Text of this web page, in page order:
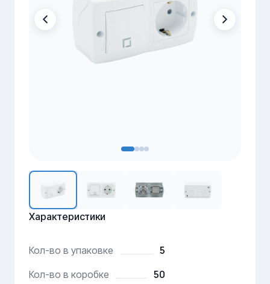
Характеристики
Кол-во в упаковке 5
Кол-во в коробке 50